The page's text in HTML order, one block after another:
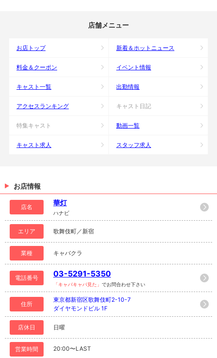
店舗メニュー
お店トップ 新着＆ホットニュース
料金＆クーポン イベント情報
キャスト一覧 出勤情報
アクセスランキング キャスト日記
特集キャスト 動画一覧
キャスト求人 スタッフ求人
お店情報
店名
華灯
ハナビ
エリア 歌舞伎町／新宿
業種 キャバクラ
電話番号 03-5291-5350
「キャバキャバ見た」 でお問合わせ下さい
住所
東京都新宿区歌舞伎町2-10-7
ダイヤモンドビル 1F
店休日 日曜
営業時間 20:00〜LAST